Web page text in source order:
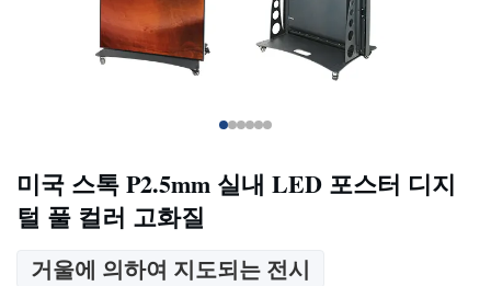
미국 스톡 P2.5mm 실내 LED 포스터 디지
털 풀 컬러 고화질
거울에 의하여 지도되는 전시